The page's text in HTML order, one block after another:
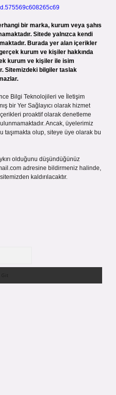
bir marka, kurum veya şahıs
Sitede yalnızca kendi
Burada yer alan içerikler
kurum ve kişiler hakkında
kurum ve kişiler ile isim
Sitemizdeki bilgiler taslak
Bilgi Teknolojileri ve İletişim
bir Yer Sağlayıcı olarak hizmet
proaktif olarak denetleme
Ancak, üyelerimiz
taşımakta olup, siteye üye olarak bu
olduğunu düşündüğünüz
adresine bildirmeniz halinde,
kaldırılacaktır.